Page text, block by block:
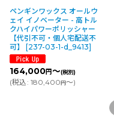
ペンギンワックス オールウ
ェイ イノベーター - 高トル
クハイパワーポリッシャー
【代引不可・個人宅配送不
可】
[237-03-1-d_9413]
164,000円～(税別)
(税込: 180,400円～)